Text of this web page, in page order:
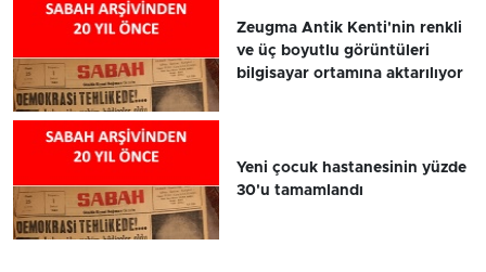
Zeugma Antik Kenti'nin renkli
ve üç boyutlu görüntüleri
bilgisayar ortamına aktarılıyor
Yeni çocuk hastanesinin yüzde
30'u tamamlandı